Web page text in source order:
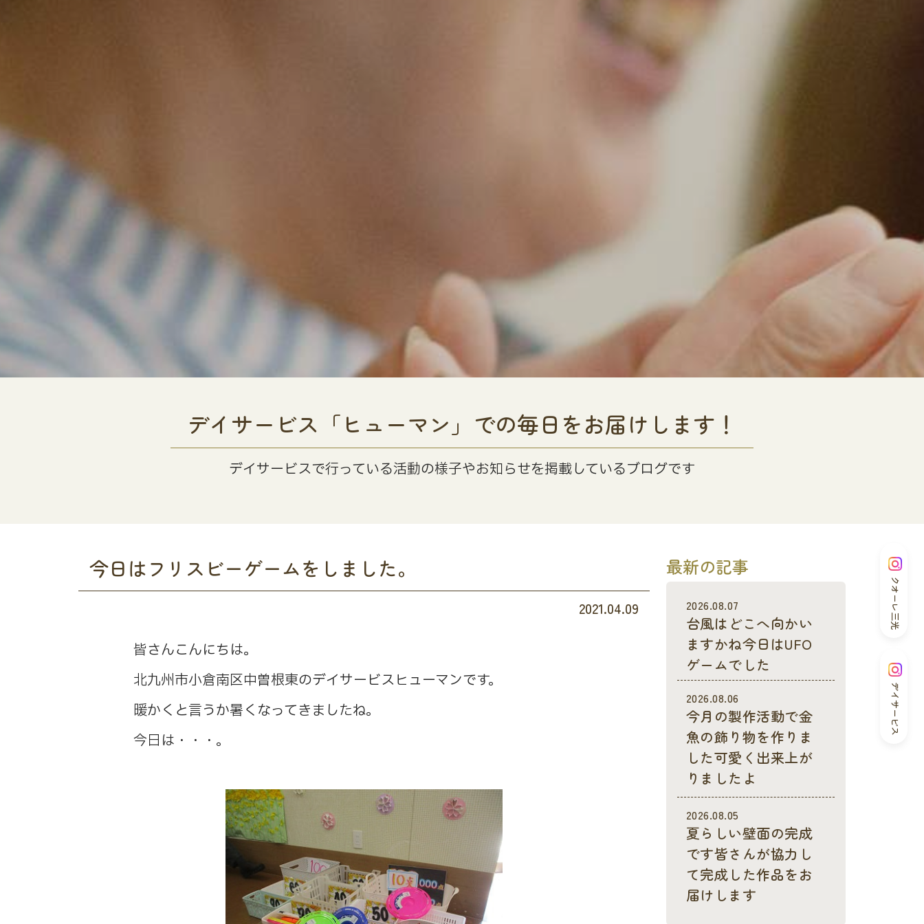
クオーレ三光
デイサービス
デイサービス「ヒューマン」での毎日をお届けします！
デイサービスで行っている活動の様子やお知らせを掲載しているブログです
今日はフリスビーゲームをしました。
2021.04.09
皆さんこんにちは。
北九州市小倉南区中曽根東のデイサービスヒューマンです。
暖かくと言うか暑くなってきましたね。
今日は・・・。
最新の記事
2026.08.07
台風はどこへ向かい
ますかね今日はUFO
ゲームでした
2026.08.06
今月の製作活動で金
魚の飾り物を作りま
した可愛く出来上が
りましたよ
2026.08.05
夏らしい壁面の完成
です皆さんが協力し
て完成した作品をお
届けします